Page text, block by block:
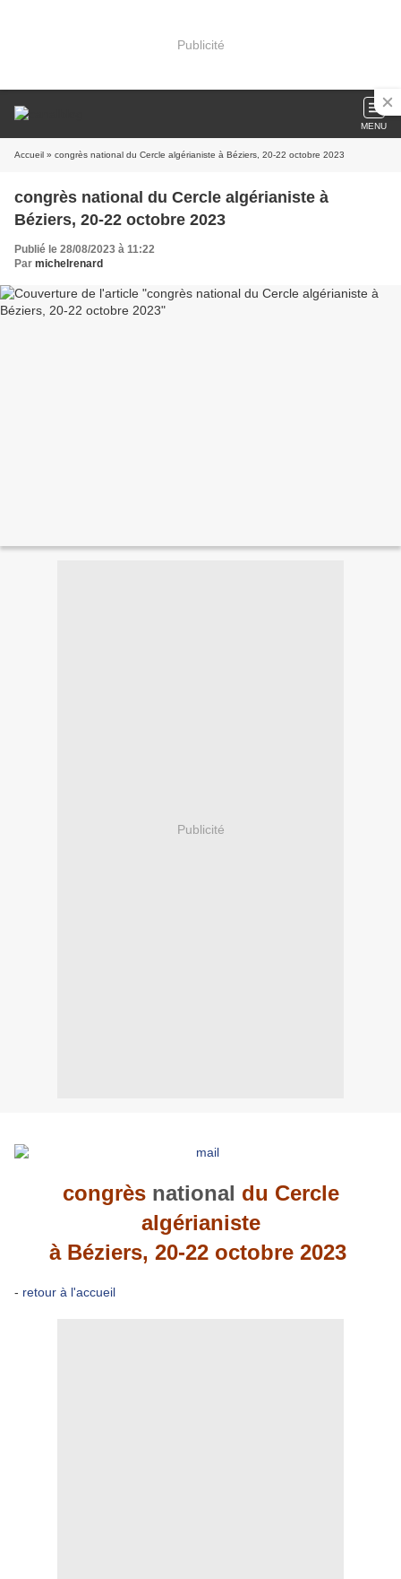
Publicité
MENU
Accueil » congrès national du Cercle algérianiste à Béziers, 20-22 octobre 2023
congrès national du Cercle algérianiste à
Béziers, 20-22 octobre 2023
Publié le 28/08/2023 à 11:22
Par michelrenard
Publicité
congrès national du Cercle
algérianiste
à Béziers, 20-22 octobre 2023
- retour à l'accueil